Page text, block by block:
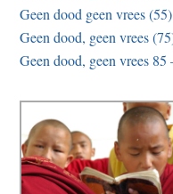
Geen dood geen vrees
Geen dood, geen vrees
Geen dood, geen vrees 85